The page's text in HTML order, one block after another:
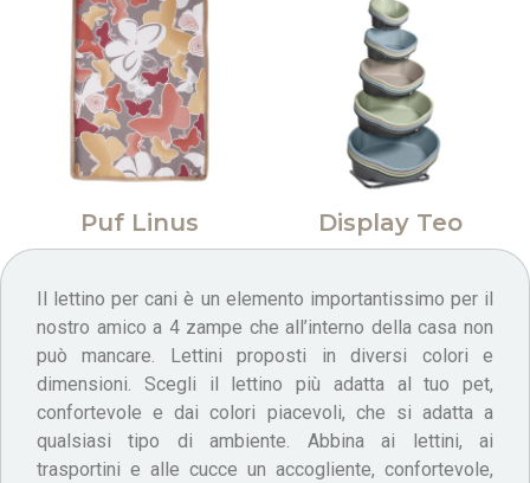
Puf Linus Display Teo
Il lettino per cani è un elemento importantissimo per il
nostro amico a 4 zampe che all’interno della casa non
può mancare. Lettini proposti in diversi colori e
dimensioni. Scegli il lettino più adatta al tuo pet,
confortevole e dai colori piacevoli, che si adatta a
qualsiasi tipo di ambiente. Abbina ai lettini, ai
trasportini e alle cucce un accogliente, confortevole,